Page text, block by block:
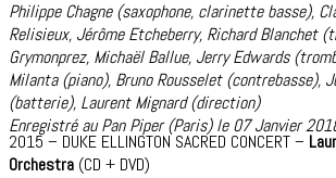
Philippe Chagne (saxophone, clarinette basse),
Relisieux, Jérôme Etcheberry, Richard Blanchet
Grymonprez, Michaël Ballue, Jerry Edwards
Milanta (piano), Bruno Rousselet (contrebasse),
(batterie), Laurent Mignard (direction)
Enregistré au Pan Piper (Paris) le 07 Janvier
2015 – DUKE ELLINGTON SACRED CONCERT –
Orchestra (CD + DVD)